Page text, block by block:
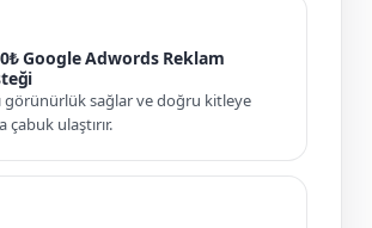
Google Adwords Reklam
görünürlük sağlar ve doğru kitleye
çabuk ulaştırır.